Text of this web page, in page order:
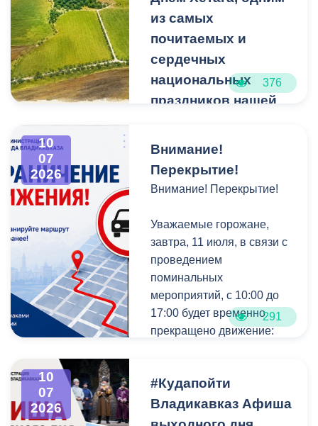
из самых
почитаемых и
сердечных
национальных
праздников нашей
От всей души поздравляю
вас с Днём Хетага, одним
сердечных национальных
праздников нашей
республики.
Этот день объединяет
всех жителей Осетии,
независимо от
той исторической памяти,
которая давно стала
частью нас самих.
376
10
07
2026
Внимание!
Перекрытие!
Внимание! Перекрытие!
Уважаемые горожане,
завтра, 11 июля, в связи с
проведением
поминальных
мероприятий, с 10:00 до
17:00 будет временно
прекращено движение:
на участке от ул. А.
Гагкаева до ул. Генерала
Дзусова.
291
10
07
2026
#Кудапойти
Владикавказ Афиша